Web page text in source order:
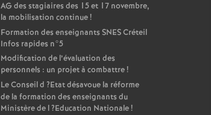
AG des stagiaires des 15 et 17 novembre,
la mobilisation continue!
Formation des enseignants SNESCréteil
Infos rapides n°5
Modification de l’évaluation des
personnels : un projet à combattre!
Le Conseil d ?Etat désavoue la réforme
de la formation des enseignants du
Ministère de l?Education Nationale!